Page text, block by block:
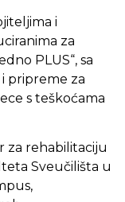
i
za
PLUS“, sa
pripreme za
s teškoćama
za rehabilitaciju
Sveučilišta u